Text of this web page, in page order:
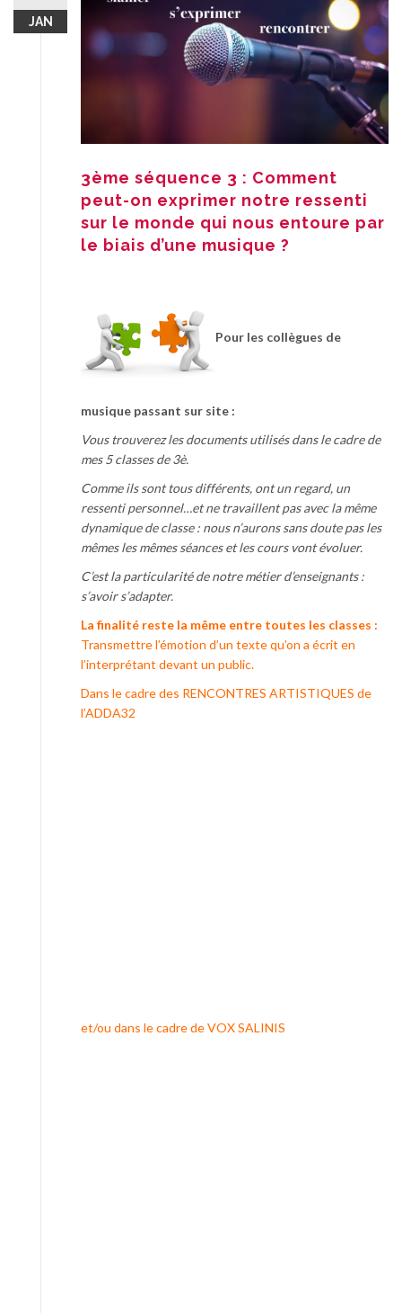
JAN
3ème séquence 3 : Comment
peut-on exprimer notre ressenti
sur le monde qui nous entoure par
le biais d’une musique ?
Pour les collègues de
musique passant sur site :
Vous trouverez les documents utilisés dans le cadre de
mes 5 classes de 3è.
Comme ils sont tous différents, ont un regard, un
ressenti personnel…et ne travaillent pas avec la même
dynamique de classe : nous n’aurons sans doute pas les
mêmes les mêmes séances et les cours vont évoluer.
C’est la particularité de notre métier d’enseignants :
s’avoir s’adapter.
La finalité reste la même entre toutes les classes :
Transmettre l’émotion d’un texte qu’on a écrit en
l’interprétant devant un public.
Dans le cadre des RENCONTRES ARTISTIQUES de
l’ADDA32
et/ou dans le cadre de VOX SALINIS